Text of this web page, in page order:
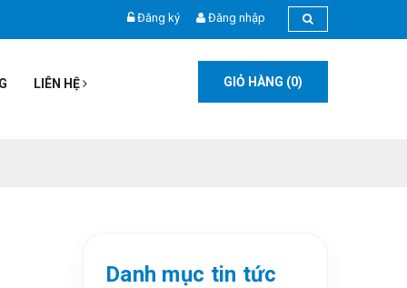
Đăng ký Đăng nhập
LIÊN HỆ GIỎ HÀNG (0)
Danh mục tin tức